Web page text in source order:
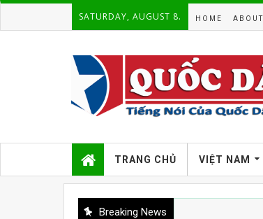
SATURDAY, AUGUST 8. HOME ABOUT
TRANG CHỦ VIỆT NAM
Breaking News